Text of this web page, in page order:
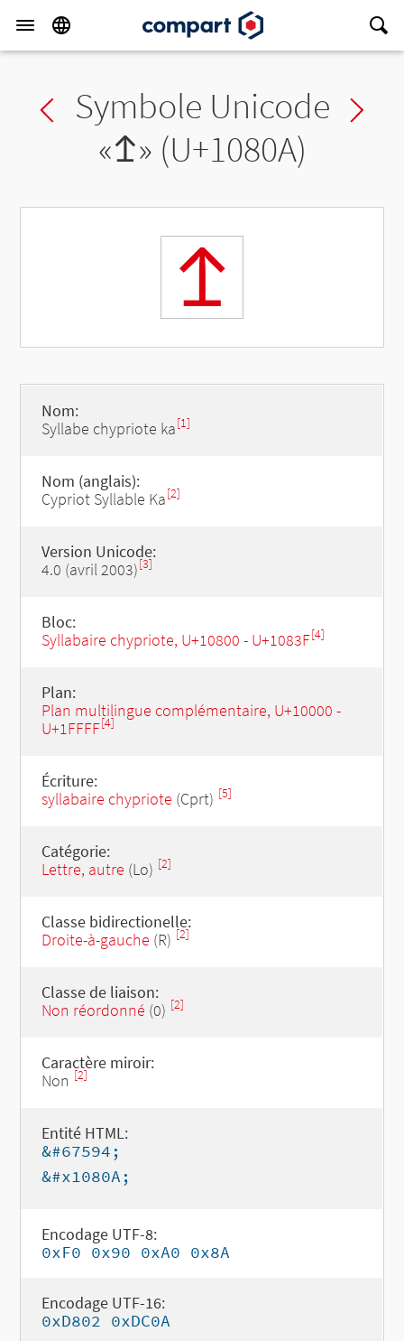
Previous char
Symbole Unicode
«𐠊» (U+1080A)
𐠊
Nom:
Syllabe chypriote ka[1]
Nom (anglais):
Cypriot Syllable Ka[2]
Version Unicode:
4.0 (avril 2003)[3]
Bloc:
Syllabaire chypriote, U+10800 - U+1083F[4]
Plan:
Plan multilingue complémentaire, U+10000 -
U+1FFFF[4]
Écriture:
syllabaire chypriote (Cprt) [5]
Catégorie:
Lettre, autre (Lo) [2]
Classe bidirectionelle:
Droite-à-gauche (R) [2]
Classe de liaison:
Non réordonné (0) [2]
Caractère miroir:
Non [2]
Entité HTML:
&#67594;
&#x1080A;
Encodage UTF-8:
0xF0 0x90 0xA0 0x8A
Encodage UTF-16:
0xD802 0xDC0A